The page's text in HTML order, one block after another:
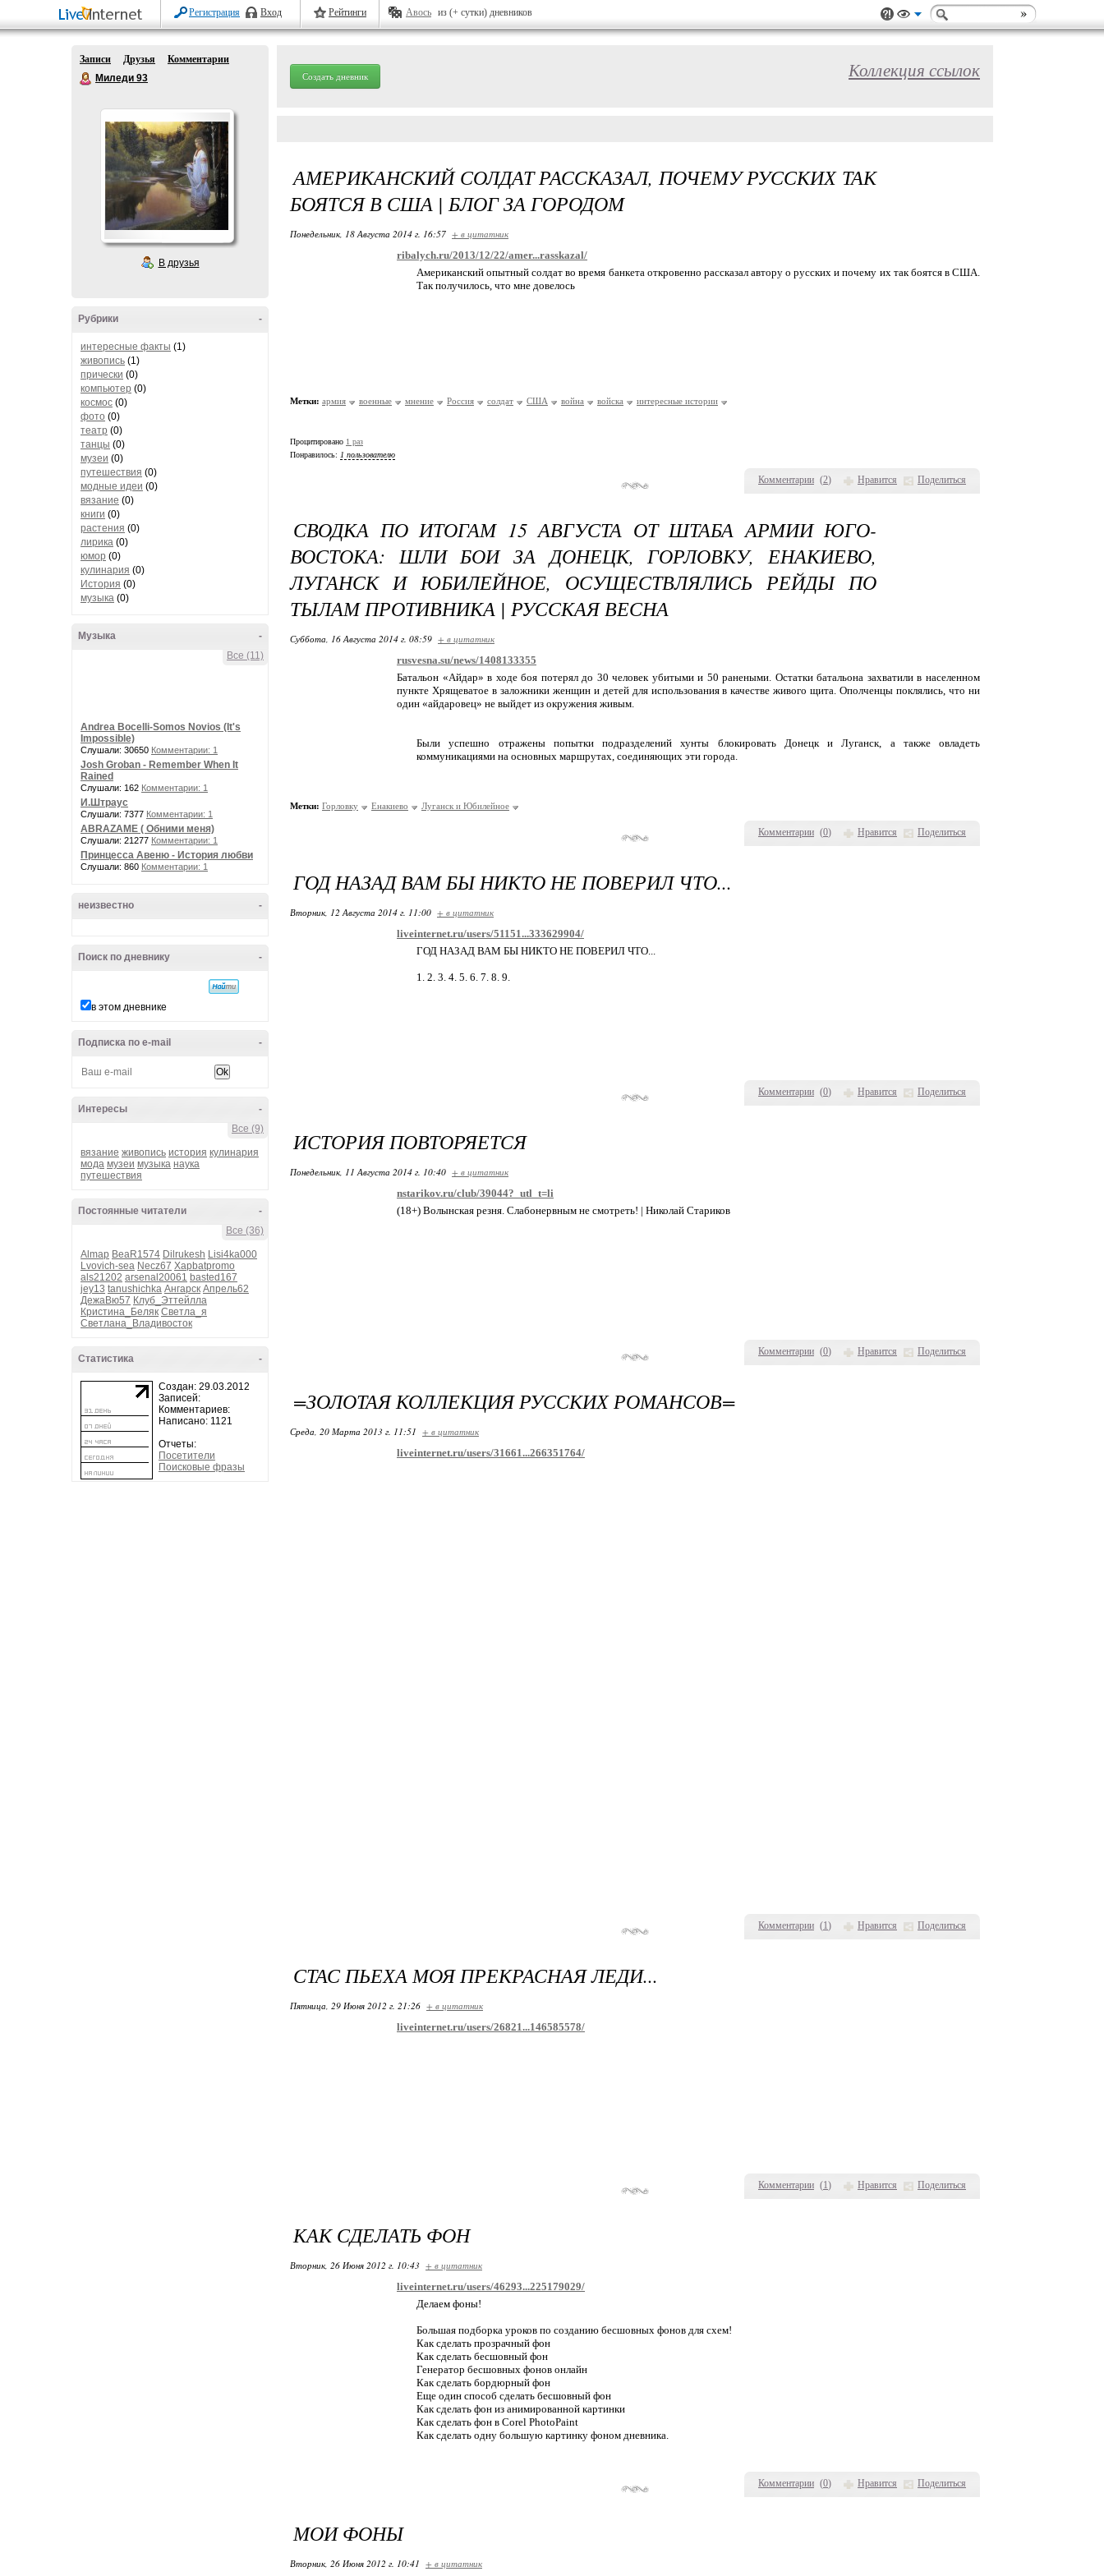
Регистрация Вход Рейтинги Авось из (+ сутки) дневников
Записи Друзья
Комментарии
Миледи 93
В друзья
-
Рубрики
интересные факты (1)
живопись (1)
прически (0)
компьютер (0)
космос (0)
фото (0)
театр (0)
танцы (0)
музеи (0)
путешествия (0)
модные идеи (0)
вязание (0)
книги (0)
растения (0)
лирика (0)
юмор (0)
кулинария (0)
История (0)
музыка (0)
-
Музыка
Все (11)
Andrea Bocelli-Somos Novios (It's
Impossible)
Слушали: 30650 Комментарии: 1
Josh Groban - Remember When It
Rained
Слушали: 162 Комментарии: 1
И.Штраус
Слушали: 7377 Комментарии: 1
ABRAZAME ( Обними меня)
Слушали: 21277 Комментарии: 1
Принцесса Авеню - История любви
Слушали: 860 Комментарии: 1
-
неизвестно
-
Поиск по дневнику
в этом дневнике
-
Подписка по e-mail
-
Интересы
Все (9)
вязание живопись история кулинария
мода музеи музыка наука
путешествия
-
Постоянные читатели
Все (36)
Almap BeaR1574 Dilrukesh Lisi4ka000
Lvovich-sea Necz67 Xapbatpromo
als21202 arsenal20061 basted167
jey13 tanushichka Ангарск Апрель62
ДежаВю57 Клуб_Эттейлла
Кристина_Беляк Светла_я
Светлана_Владивосток
-
Статистика
Создан: 29.03.2012
Записей:
Комментариев:
Написано: 1121
Отчеты:
Посетители
Поисковые фразы
Создать дневник Коллекция ссылок
Комментарии (2) Нравится Поделиться
АМЕРИКАНСКИЙ СОЛДАТ РАССКАЗАЛ, ПОЧЕМУ РУССКИХ ТАК
БОЯТСЯ В США | БЛОГ ЗА ГОРОДОМ
Понедельник, 18 Августа 2014 г. 16:57 + в цитатник
ribalych.ru/2013/12/22/amer...rasskazal/
Американский опытный солдат во время банкета откровенно рассказал автору о русских и почему их так боятся в США.
Так получилось, что мне довелось
Метки: армия военные мнение Россия солдат США война войска интересные истории
Процитировано 1 раз
Понравилось: 1 пользователю
Комментарии (0) Нравится Поделиться
СВОДКА ПО ИТОГАМ 15 АВГУСТА ОТ ШТАБА АРМИИ ЮГО-
ВОСТОКА: ШЛИ БОИ ЗА ДОНЕЦК, ГОРЛОВКУ, ЕНАКИЕВО,
ЛУГАНСК И ЮБИЛЕЙНОЕ, ОСУЩЕСТВЛЯЛИСЬ РЕЙДЫ ПО
ТЫЛАМ ПРОТИВНИКА | РУССКАЯ ВЕСНА
Суббота, 16 Августа 2014 г. 08:59 + в цитатник
rusvesna.su/news/1408133355
Батальон «Айдар» в ходе боя потерял до 30 человек убитыми и 50 ранеными. Остатки батальона захватили в населенном
пункте Хрящеватое в заложники женщин и детей для использования в качестве живого щита. Ополченцы поклялись, что ни
один «айдаровец» не выйдет из окружения живым.
Были успешно отражены попытки подразделений хунты блокировать Донецк и Луганск, а также овладеть
коммуникациями на основных маршрутах, соединяющих эти города.
Метки: Горловку Енакиево Луганск и Юбилейное
Комментарии (0) Нравится Поделиться
ГОД НАЗАД ВАМ БЫ НИКТО НЕ ПОВЕРИЛ ЧТО...
Вторник, 12 Августа 2014 г. 11:00 + в цитатник
liveinternet.ru/users/51151...333629904/
ГОД НАЗАД ВАМ БЫ НИКТО НЕ ПОВЕРИЛ ЧТО...
1. 2. 3. 4. 5. 6. 7. 8. 9.
Комментарии (0) Нравится Поделиться
ИСТОРИЯ ПОВТОРЯЕТСЯ
Понедельник, 11 Августа 2014 г. 10:40 + в цитатник
nstarikov.ru/club/39044?_utl_t=li
(18+) Волынская резня. Слабонервным не смотреть! | Николай Стариков
Комментарии (1) Нравится Поделиться
=ЗОЛОТАЯ КОЛЛЕКЦИЯ РУССКИХ РОМАНСОВ=
Среда, 20 Марта 2013 г. 11:51 + в цитатник
liveinternet.ru/users/31661...266351764/
Комментарии (1) Нравится Поделиться
СТАС ПЬЕХА МОЯ ПРЕКРАСНАЯ ЛЕДИ...
Пятница, 29 Июня 2012 г. 21:26 + в цитатник
liveinternet.ru/users/26821...146585578/
Комментарии (0) Нравится Поделиться
КАК СДЕЛАТЬ ФОН
Вторник, 26 Июня 2012 г. 10:43 + в цитатник
liveinternet.ru/users/46293...225179029/
Делаем фоны!
Большая подборка уроков по созданию бесшовных фонов для схем!
Как сделать прозрачный фон
Как сделать бесшовный фон
Генератор бесшовных фонов онлайн
Как сделать бордюрный фон
Еще один способ сделать бесшовный фон
Как сделать фон из анимированной картинки
Как сделать фон в Corel PhotoPaint
Как сделать одну большую картинку фоном дневника.
МОИ ФОНЫ
Вторник, 26 Июня 2012 г. 10:41 + в цитатник